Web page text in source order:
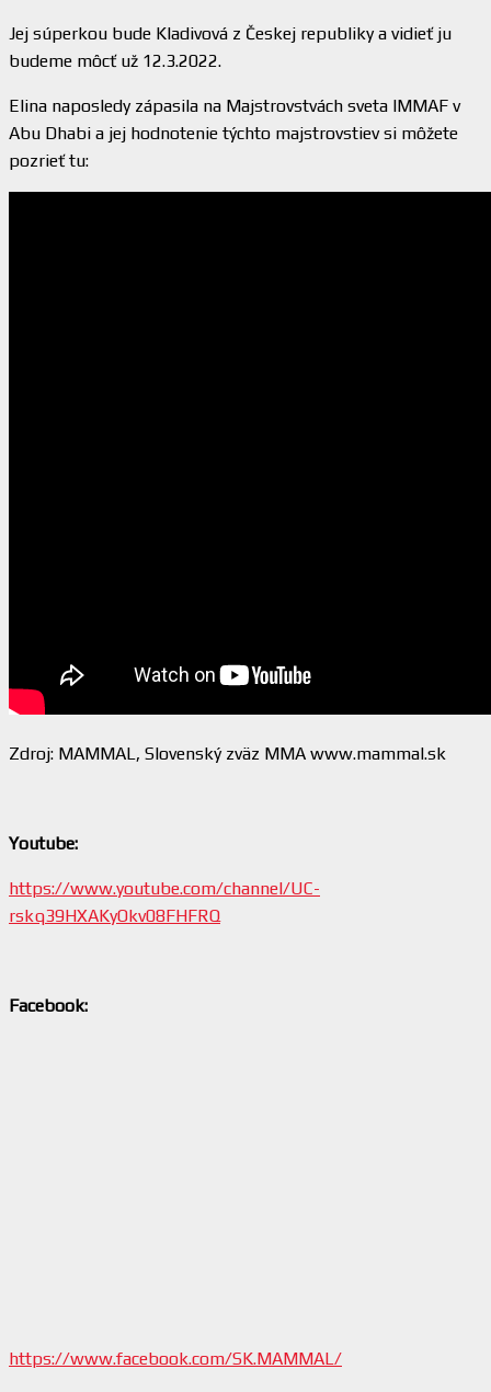
Jej súperkou bude Kladivová z Českej republiky a vidieť ju
budeme môcť už 12.3.2022.
Elina naposledy zápasila na Majstrovstvách sveta IMMAF v
Abu Dhabi a jej hodnotenie týchto majstrovstiev si môžete
pozrieť tu:
Zdroj: MAMMAL, Slovenský zväz MMA www.mammal.sk
Youtube:
https://www.youtube.com/channel/UC-
rskq39HXAKyOkv08FHFRQ
Facebook:
https://www.facebook.com/SK.MAMMAL/